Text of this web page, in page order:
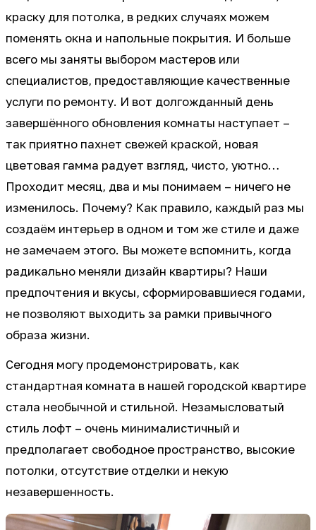
краску для потолка, в редких случаях можем
поменять окна и напольные покрытия. И больше
всего мы заняты выбором мастеров или
специалистов, предоставляющие качественные
услуги по ремонту. И вот долгожданный день
завершённого обновления комнаты наступает –
так приятно пахнет свежей краской, новая
цветовая гамма радует взгляд, чисто, уютно…
Проходит месяц, два и мы понимаем – ничего не
изменилось. Почему? Как правило, каждый раз мы
создаём интерьер в одном и том же стиле и даже
не замечаем этого. Вы можете вспомнить, когда
радикально меняли дизайн квартиры? Наши
предпочтения и вкусы, сформировавшиеся годами,
не позволяют выходить за рамки привычного
образа жизни.
Сегодня могу продемонстрировать, как
стандартная комната в нашей городской квартире
стала необычной и стильной. Незамысловатый
стиль лофт – очень минималистичный и
предполагает свободное пространство, высокие
потолки, отсутствие отделки и некую
незавершенность.